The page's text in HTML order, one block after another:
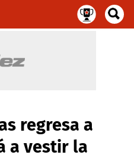
regresa a
a vestir la